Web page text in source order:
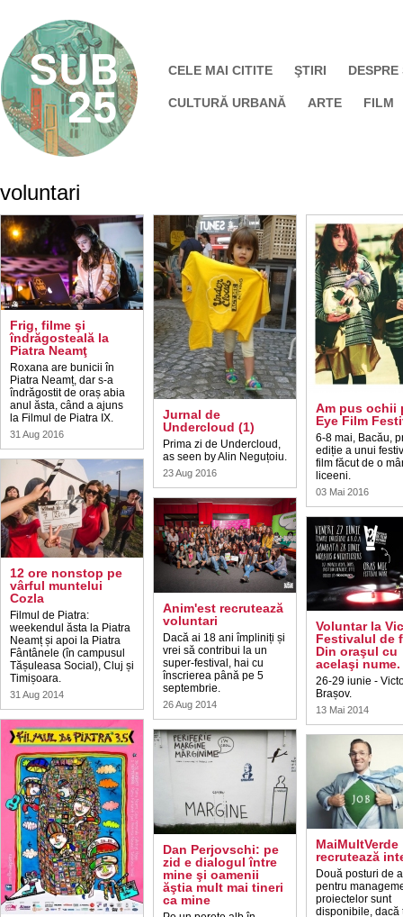
CELE MAI CITITE ŞTIRI DESPRE
CULTURĂ URBANĂ ARTE FILM
voluntari
Frig, filme şi
îndrăgosteală la
Piatra Neamţ
Roxana are bunicii în
Piatra Neamț, dar s-a
îndrăgostit de oraș abia
anul ăsta, când a ajuns
la Filmul de Piatra IX.
31 Aug 2016
12 ore nonstop pe
vârful muntelui
Cozla
Filmul de Piatra:
weekendul ăsta la Piatra
Neamț și apoi la Piatra
Fântânele (în campusul
Tășuleasa Social), Cluj și
Timișoara.
31 Aug 2014
Jurnal de
Undercloud (1)
Prima zi de Undercloud,
as seen by Alin Neguțoiu.
23 Aug 2016
Anim'est recrutează
voluntari
Dacă ai 18 ani împliniți și
vrei să contribui la un
super-festival, hai cu
înscrierea până pe 5
septembrie.
26 Aug 2014
Dan Perjovschi: pe
zid e dialogul între
mine şi oamenii
ăştia mult mai tineri
ca mine
Am pus ochii
Eye Film
6-8 mai, Bacău,
ediție a unui
film făcut de o
liceeni.
03 Mai 2016
Voluntar la
Festivalul de
Din oraşul cu
acelaşi nume.
26-29 iunie -
Brașov.
13 Mai 2014
MaiMultVerde
recrutează
Două posturi de
pentru
proiectelor sunt
disponibile, dacă